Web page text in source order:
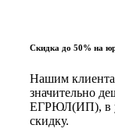
Скидка до 50% на
Нашим
значительно
ЕГРЮЛ(ИП), в
скидку.